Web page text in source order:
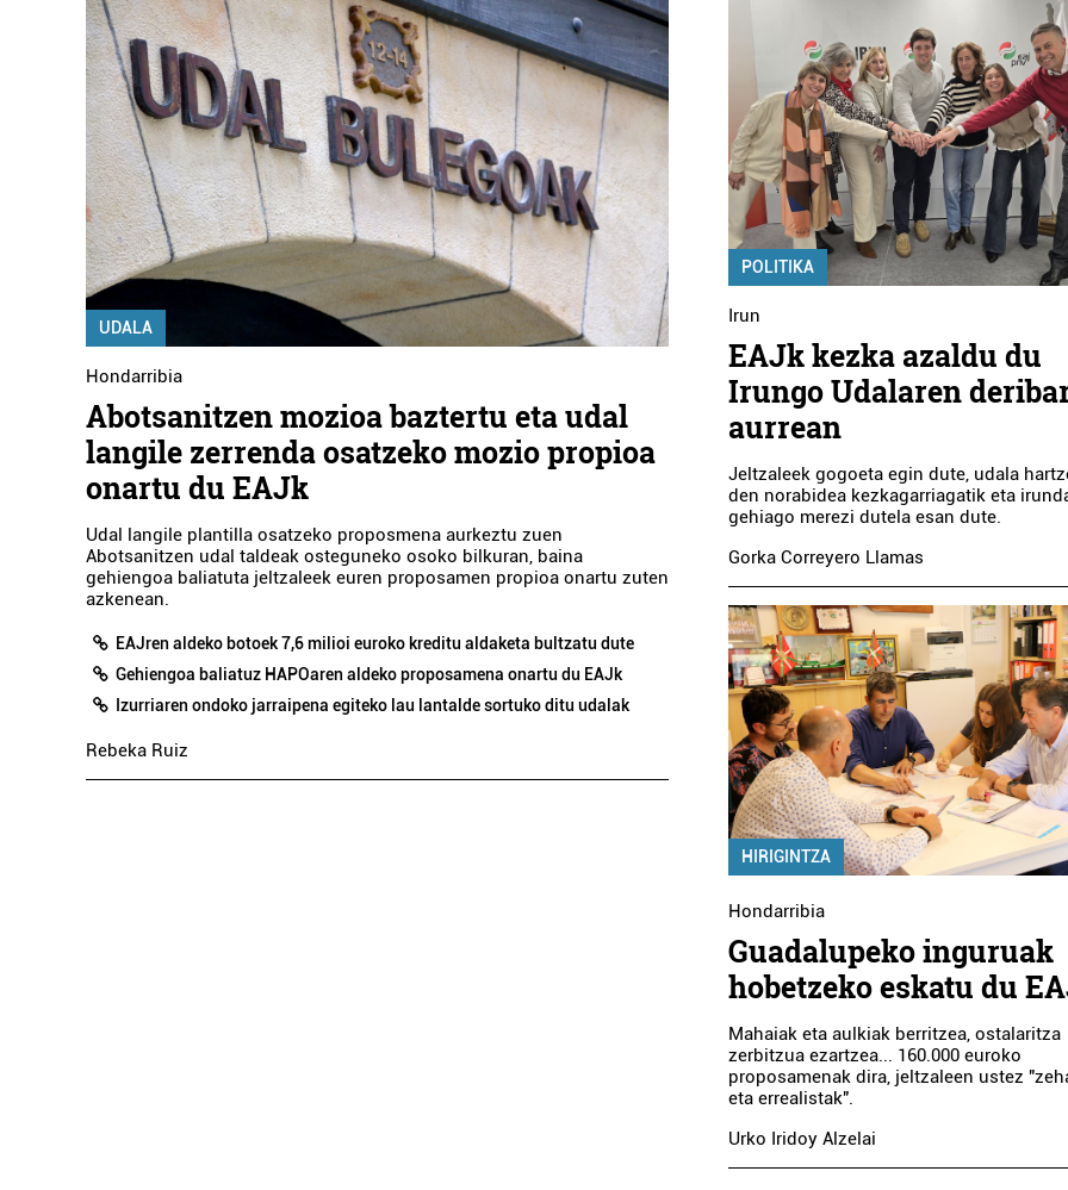
UDALA
Hondarribia
Abotsanitzen mozioa baztertu eta udal
langile zerrenda osatzeko mozio propioa
onartu du EAJk
Udal langile plantilla osatzeko proposmena aurkeztu zuen
Abotsanitzen udal taldeak osteguneko osoko bilkuran, baina
gehiengoa baliatuta jeltzaleek euren proposamen propioa onartu zuten
azkenean.
EAJren aldeko botoek 7,6 milioi euroko kreditu aldaketa bultzatu dute
Gehiengoa baliatuz HAPOaren aldeko proposamena onartu du EAJk
Izurriaren ondoko jarraipena egiteko lau lantalde sortuko ditu udalak
Rebeka Ruiz
POLITIKA
Irun
EAJk kezka azaldu du
Irungo Udalaren
aurrean
Jeltzaleek gogoeta egin dute, udala
den norabidea kezkagarriagatik eta
gehiago merezi dutela esan dute.
Gorka Correyero Llamas
HIRIGINTZA
Hondarribia
Guadalupeko inguruak
hobetzeko eskatu du
Mahaiak eta aulkiak berritzea, ostalaritza
zerbitzua ezartzea... 160.000 euroko
proposamenak dira, jeltzaleen ustez
eta errealistak".
Urko Iridoy Alzelai